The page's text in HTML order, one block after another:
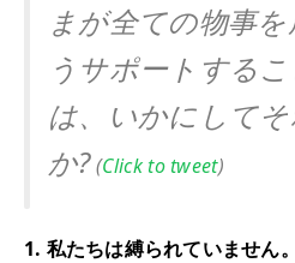
まが全ての物事
うサポートする
は、いかにして
か?(Click to tweet)
1. 私たちは縛られていません。